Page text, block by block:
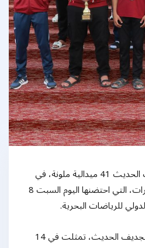
أحرز فريق الحمرية للتجديف الحديث 41 ميدالية ملونة، في
الجولة الثانية من بطولة الإمارات، التي احتضنها اليوم السبت 8
الميداليات الـ41 لـ”عنابي” التجديف الحديث، تمثلت في 14